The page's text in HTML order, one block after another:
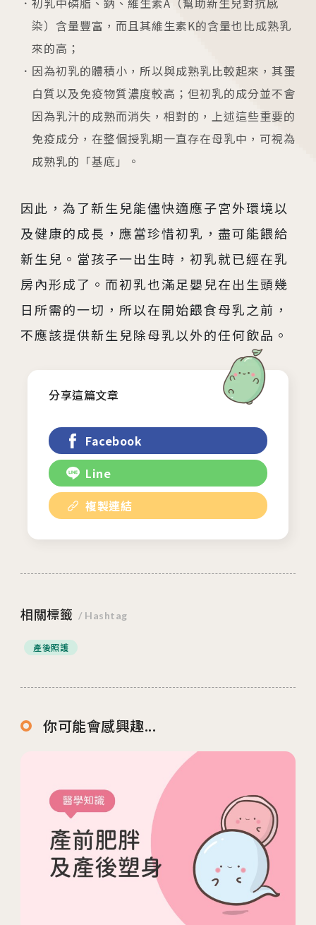
2026茂盛醫院全台巡迴好孕講座
2026.01.01
相關網站
茂盛醫院生殖醫學中心
安馨產後護理之家
馨美美學診所
人才招募
隱私權與資安政策
染）含量豐富，而且其維生素K的含量也比成熟乳
來的高；
因為初乳的體積小，所以與成熟乳比較起來，其蛋
白質以及免疫物質濃度較高；但初乳的成分並不會
因為乳汁的成熟而消失，相對的，上述這些重要的
免疫成分，在整個授乳期一直存在母乳中，可視為
成熟乳的「基底」。
因此，為了新生兒能儘快適應子宮外環境以
及健康的成長，應當珍惜初乳，盡可能餵給
新生兒。當孩子一出生時，初乳就已經在乳
房內形成了。而初乳也滿足嬰兒在出生頭幾
日所需的一切，所以在開始餵食母乳之前，
不應該提供新生兒除母乳以外的任何飲品。
分享這篇文章
Facebook
Line
複製連結
相關標籤 / Hashtag
產後照護
你可能會感興趣...